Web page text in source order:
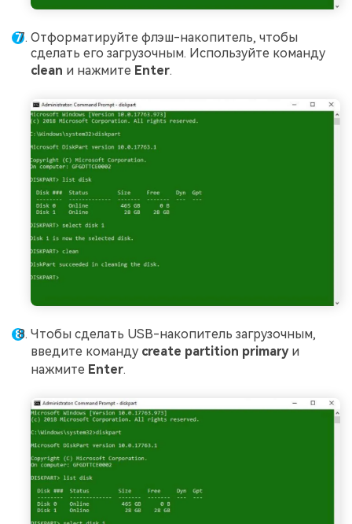
Отформатируйте флэш-накопитель, чтобы
сделать его загрузочным. Используйте команду
clean и нажмите Enter.
Чтобы сделать USB-накопитель загрузочным,
введите команду create partition primaryи
нажмите Enter.